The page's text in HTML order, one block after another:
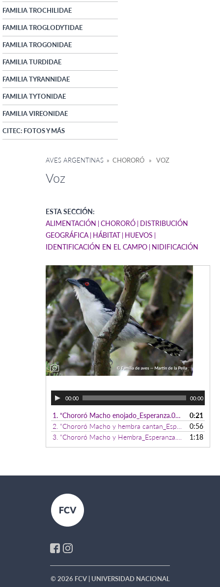
FAMILIA TROCHILIDAE
FAMILIA TROGLODYTIDAE
FAMILIA TROGONIDAE
FAMILIA TURDIDAE
FAMILIA TYRANNIDAE
FAMILIA TYTONIDAE
FAMILIA VIREONIDAE
CITEC: FOTOS Y MÁS
AVES ARGENTINAS » CHORORÓ » VOZ
Voz
ESTA SECCIÓN:
ALIMENTACIÓN CHORORÓ DISTRIBUCIÓN
GEOGRÁFICA HÁBITAT HUEVOS
IDENTIFICACIÓN EN EL CAMPO NIDIFICACIÓN
00:00 00:00
1. “Chororó Macho enojado_Esperanza.06-01-2018”
0:21
2. “Chororó Macho y hembra cantan_Esperanza.11-01-2018”
0:56
3. “Chororó Macho y Hembra_Esperanza.27-02-2017” 1:18
© 2026 FCV | UNIVERSIDAD NACIONAL